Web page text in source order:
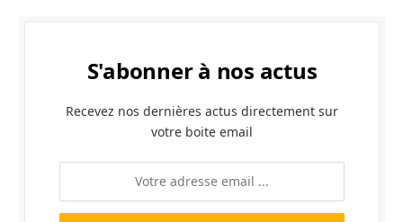
S'abonner à nos actus
Recevez nos dernières actus directement sur
votre boite email